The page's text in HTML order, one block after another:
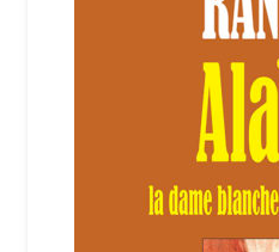
Politique de confidentialité